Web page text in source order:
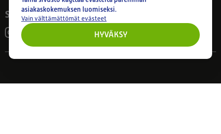
Seuraa meitä
asiakaskokemuksen luomiseksi.
Vain välttämättömät evästeet
HYVÄKSY